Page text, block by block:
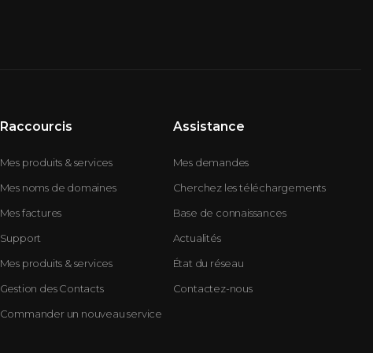
Raccourcis
Mes produits & services
Mes noms de domaines
Mes factures
Support
Mes produits & services
Gestion des Contacts
Commander un nouveau service
Assistance
Mes demandes
Cherchez les téléchargements
Base de connaissances
Actualités
État du réseau
Contactez-nous